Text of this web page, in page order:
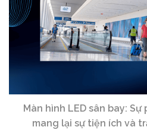
Màn hình LED sân bay:
mang lại sự tiện ích và